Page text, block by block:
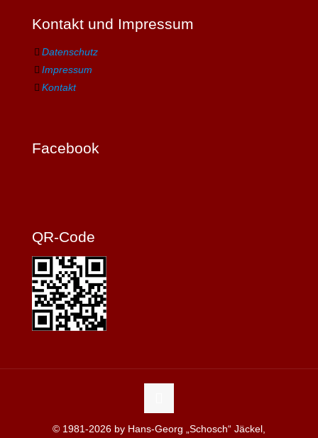
Kontakt und Impressum
Datenschutz
Impressum
Kontakt
Facebook
QR-Code
© 1981-2026 by Hans-Georg „Schosch“ Jäckel,